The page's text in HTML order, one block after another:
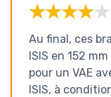
★★★★★
★★★★★
Au final, ces
ISIS en 152
pour un VAE
ISIS, à